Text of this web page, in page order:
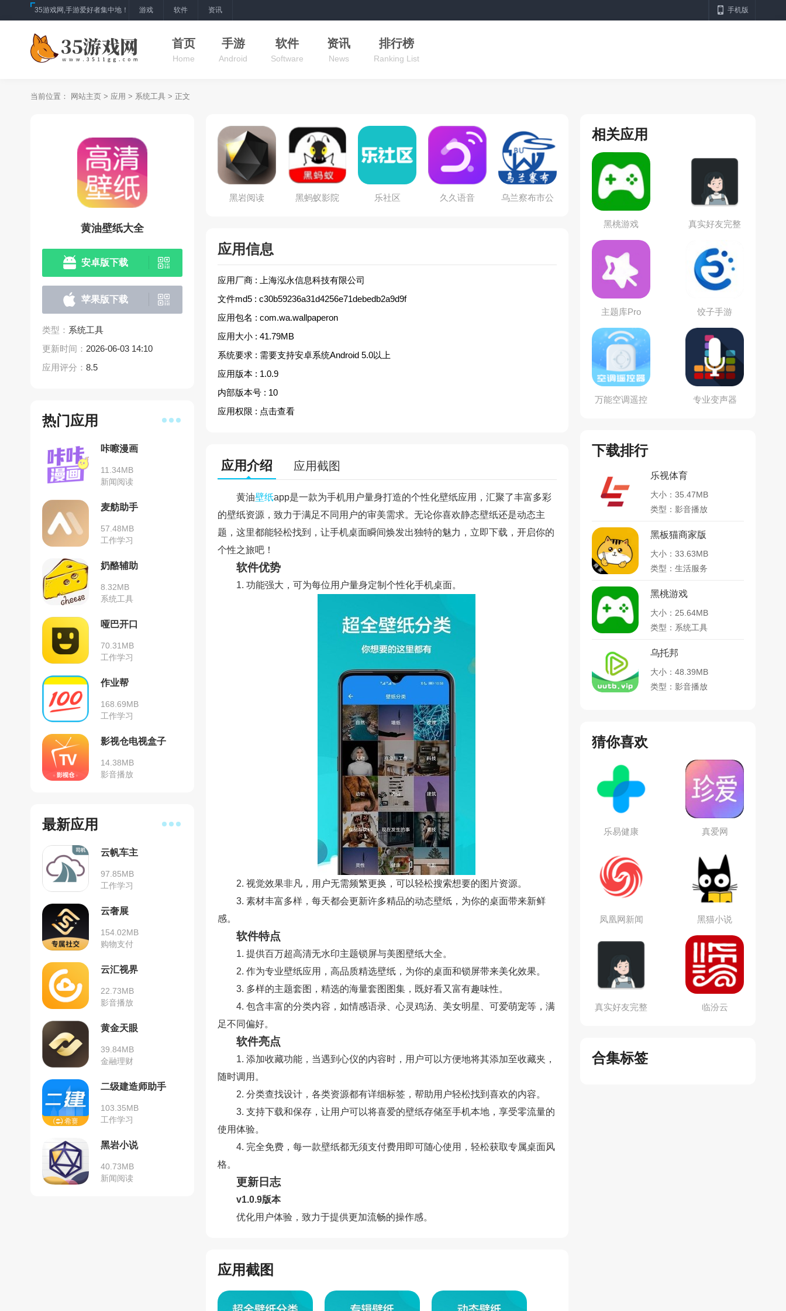
35游戏网,手游爱好者集中地！ 游戏 软件 资讯 手机版
首页
Home
手游
Android
软件
Software
资讯
News
排行榜
Ranking List
当前位置： 网站主页 > 应用 > 系统工具 > 正文
黄油壁纸大全
安卓版下载
苹果版下载
类型： 系统工具
更新时间： 2026-06-03 14:10
应用评分： 8.5
热门应用
咔嚓漫画
11.34MB
新闻阅读
麦舫助手
57.48MB
工作学习
奶酪辅助
8.32MB
系统工具
哑巴开口
70.31MB
工作学习
作业帮
168.69MB
工作学习
影视仓电视盒子
14.38MB
影音播放
最新应用
云帆车主
97.85MB
工作学习
云奢展
154.02MB
购物支付
云汇视界
22.73MB
影音播放
黄金天眼
39.84MB
金融理财
二级建造师助手
103.35MB
工作学习
黑岩小说
40.73MB
新闻阅读
黑岩阅读 黑蚂蚁影院 乐社区 久久语音
乌兰察布市公
应用信息
应用厂商 :
上海泓永信息科技有限公司
文件md5 : c30b59236a31d4256e71debedb2a9d9f
应用包名 : com.wa.wallpaperon
应用大小 : 41.79MB
系统要求 : 需要支持安卓系统Android 5.0以上
应用版本 : 1.0.9
内部版本号 : 10
应用权限 : 点击查看
应用介绍 应用截图
黄油壁纸app是一款为手机用户量身打造的个性化壁纸应用，汇聚了丰富多彩
的壁纸资源，致力于满足不同用户的审美需求。无论你喜欢静态壁纸还是动态主
题，这里都能轻松找到，让手机桌面瞬间焕发出独特的魅力，立即下载，开启你的
个性之旅吧！
软件优势
1. 功能强大，可为每位用户量身定制个性化手机桌面。
2. 视觉效果非凡，用户无需频繁更换，可以轻松搜索想要的图片资源。
3. 素材丰富多样，每天都会更新许多精品的动态壁纸，为你的桌面带来新鲜
感。
软件特点
1. 提供百万超高清无水印主题锁屏与美图壁纸大全。
2. 作为专业壁纸应用，高品质精选壁纸，为你的桌面和锁屏带来美化效果。
3. 多样的主题套图，精选的海量套图图集，既好看又富有趣味性。
4. 包含丰富的分类内容，如情感语录、心灵鸡汤、美女明星、可爱萌宠等，满
足不同偏好。
软件亮点
1. 添加收藏功能，当遇到心仪的内容时，用户可以方便地将其添加至收藏夹，
随时调用。
2. 分类查找设计，各类资源都有详细标签，帮助用户轻松找到喜欢的内容。
3. 支持下载和保存，让用户可以将喜爱的壁纸存储至手机本地，享受零流量的
使用体验。
4. 完全免费，每一款壁纸都无须支付费用即可随心使用，轻松获取专属桌面风
格。
更新日志
v1.0.9版本
优化用户体验，致力于提供更加流畅的操作感。
应用截图
相关应用
黑桃游戏
真实好友完整
主题库Pro 饺子手游
万能空调遥控
专业变声器
下载排行
乐视体育
大小：35.47MB
类型：影音播放
黑板猫商家版
大小：33.63MB
类型：生活服务
黑桃游戏
大小：25.64MB
类型：系统工具
乌托邦
大小：48.39MB
类型：影音播放
猜你喜欢
乐易健康 真爱网
凤凰网新闻 黑猫小说
真实好友完整
临汾云
合集标签